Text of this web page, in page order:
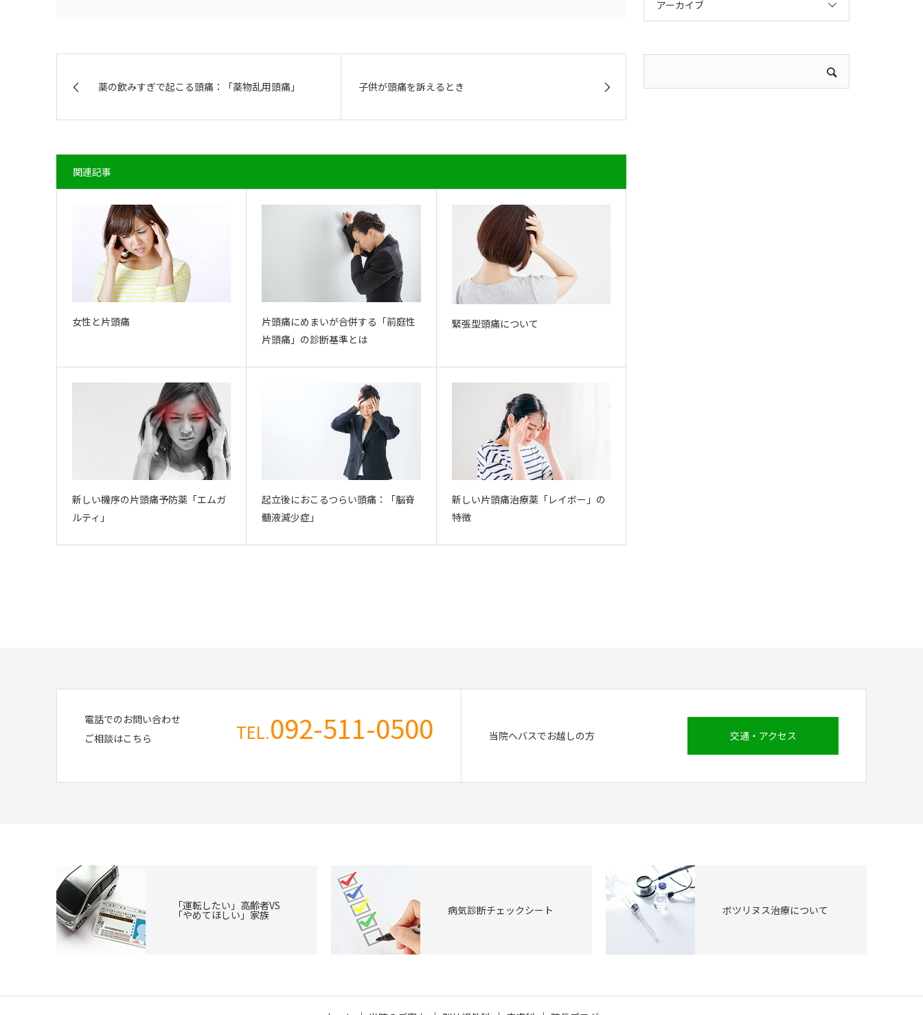
薬の飲みすぎで起こる頭痛：「薬物乱用頭痛」 子供が頭痛を訴えるとき
関連記事
女性と片頭痛
片頭痛にめまいが合併する「前庭性
片頭痛」の診断基準とは
緊張型頭痛について
新しい機序の片頭痛予防薬「エムガ
ルティ」
起立後におこるつらい頭痛：「脳脊
髄液減少症」
新しい片頭痛治療薬「レイボー」の
特徴
アーカイブ
電話でのお問い合わせ
ご相談はこちら
TEL.092-511-0500 当院へバスでお越しの方 交通・アクセス
「運転したい」高齢者VS
「やめてほしい」家族 病気診断チェックシート ボツリヌス治療について